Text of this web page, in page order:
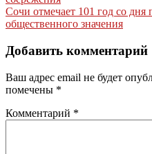
по
записям
Сочи отмечает 101 год со дня
общественного значения
Добавить комментарий
Ваш адрес email не будет
помечены *
Комментарий *